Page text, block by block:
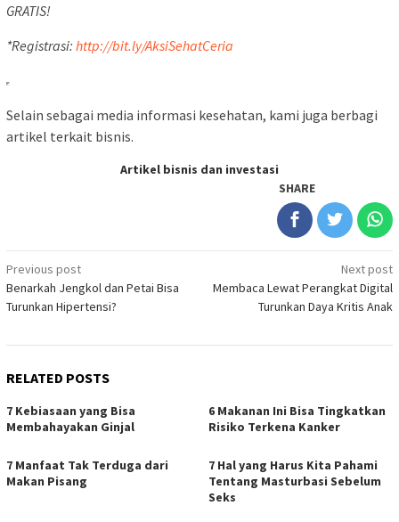
GRATIS!
*Registrasi: http://bit.ly/AksiSehatCeria
Selain sebagai media informasi kesehatan, kami juga berbagi
artikel terkait bisnis.
Artikel bisnis dan investasi
SHARE
Post
navigation
Previous post
Benarkah Jengkol dan Petai Bisa
Turunkan Hipertensi?
Next post
Membaca Lewat Perangkat Digital
Turunkan Daya Kritis Anak
RELATED POSTS
7 Kebiasaan yang Bisa
Membahayakan Ginjal
6 Makanan Ini Bisa Tingkatkan
Risiko Terkena Kanker
7 Manfaat Tak Terduga dari
Makan Pisang
7 Hal yang Harus Kita Pahami
Tentang Masturbasi Sebelum
Seks